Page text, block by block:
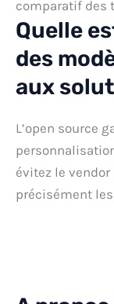
comparatif des
Quelle
des
aux
L’open source
évitez le
précisément